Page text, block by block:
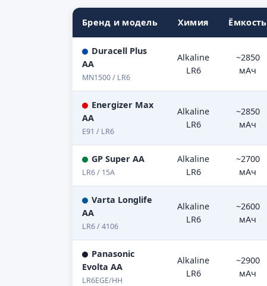
Бренд и модель Химия Ёмкость
Duracell Plus
AA
MN1500 / LR6
Alkaline
LR6
~2850
мАч
Energizer Max
AA
E91 / LR6
Alkaline
LR6
~2850
мАч
GP Super AA
LR6 / 15A
Alkaline
LR6
~2700
мАч
Varta Longlife
AA
LR6 / 4106
Alkaline
LR6
~2600
мАч
Panasonic
Evolta AA
LR6EGE/HH
Alkaline
LR6
~2900
мАч